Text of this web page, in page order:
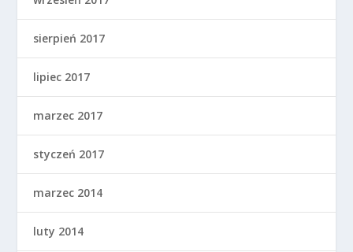
sierpień 2017
lipiec 2017
marzec 2017
styczeń 2017
marzec 2014
luty 2014